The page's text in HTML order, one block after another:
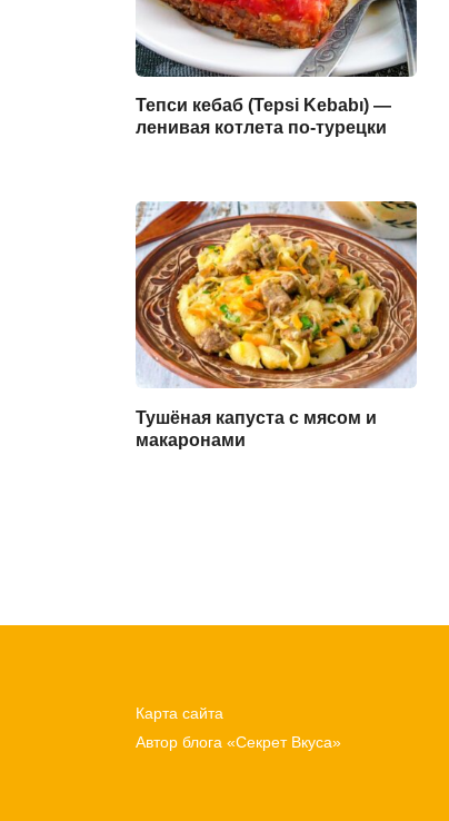
Тепси кебаб (Tepsi Kebabı) —
ленивая котлета по-турецки
Тушёная капуста с мясом и
макаронами
Карта сайта
Автор блога «Секрет Вкуса»